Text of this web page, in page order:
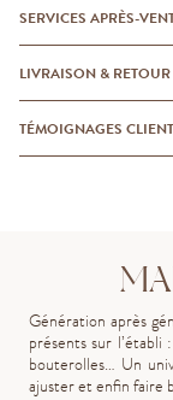
SERVICES APRÈS-
LIVRAISON & RETOUR
TÉMOIGNAGES
Génération après
présents sur l’établi
bouterolles… Un
ajuster et enfin faire